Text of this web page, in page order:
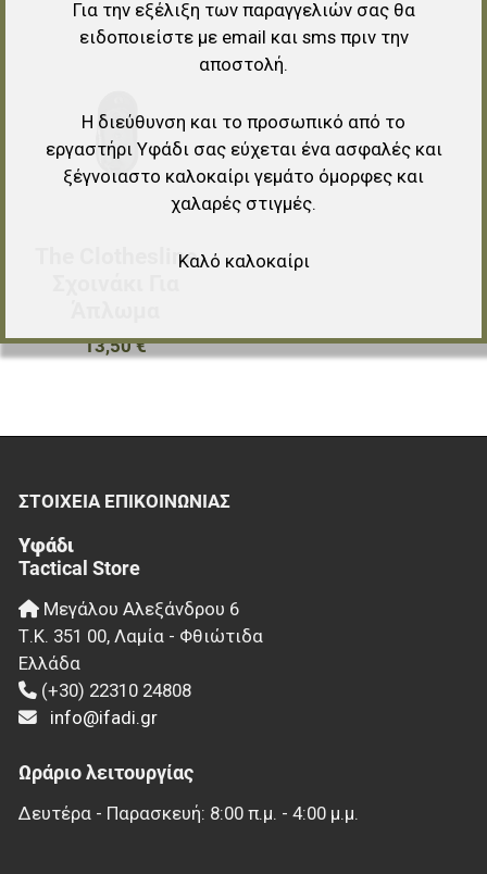
Προσθήκη στα αγαπημένα
Γρήγορη ματιά
The Clothesline
13,50 €
ΣΤΟΙΧΕΊΑ EΠΙΚΟΙΝΩΝΊΑΣ
Υφάδι
Tactical Store
Μεγάλου Αλεξάνδρου 6
Τ.Κ. 351 00, Λαμία - Φθιώτιδα
Ελλάδα
(+30) 22310 24808
info@ifadi.gr
Ωράριο λειτουργίας
Δευτέρα - Παρασκευή: 8:00 π.μ. - 4:00 μ.μ.
Για την εξέλιξη των παραγγελιών σας θα
ειδοποιείστε με email και sms πριν την
αποστολή.
Η διεύθυνση και το προσωπικό από το
εργαστήρι Υφάδι σας εύχεται ένα ασφαλές και
ξέγνοιαστο καλοκαίρι γεμάτο όμορφες και
χαλαρές στιγμές.
Καλό καλοκαίρι